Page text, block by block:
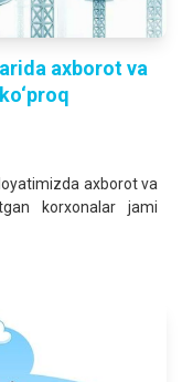
axborot va
axborot va
korxonalar jami